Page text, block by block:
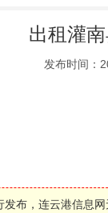
出租灌
发布时间：
布，连云港信息